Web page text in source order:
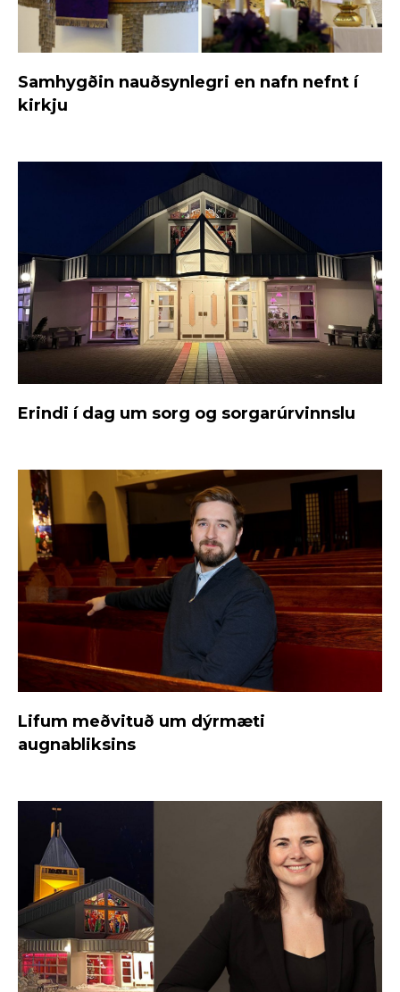
Samhygðin nauðsynlegri en nafn nefnt í
kirkju
Erindi í dag um sorg og sorgarúrvinnslu
Lifum meðvituð um dýrmæti
augnabliksins